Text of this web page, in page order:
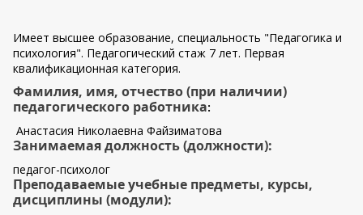
Имеет высшее образование, специальность "Педагогика и
психология". Педагогический стаж 7 лет. Первая
квалификационная категория.
Фамилия, имя, отчество (при наличии)
педагогического работника:
Анастасия Николаевна Файзиматова
Занимаемая должность (должности):
педагог-психолог
Преподаваемые учебные предметы, курсы,
дисциплины (модули):